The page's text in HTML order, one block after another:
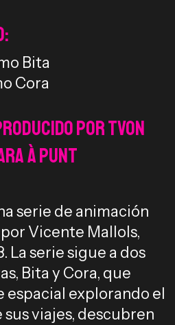
Bita
Cora
por TVON
À PUNT
serie de animación
Vicente Mallols,
La serie sigue a dos
Bita y Cora, que
espacial explorando el
viajes, descubren